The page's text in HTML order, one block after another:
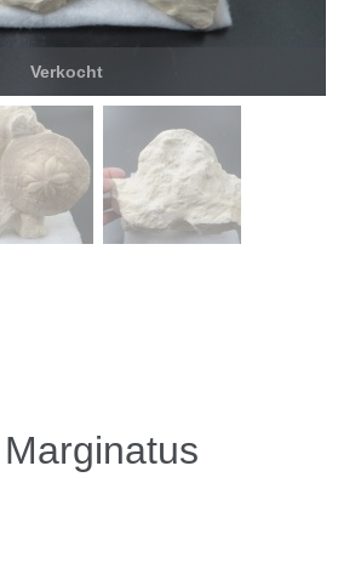
Verkocht